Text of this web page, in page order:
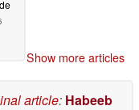
Show more articles
article: Habeeb